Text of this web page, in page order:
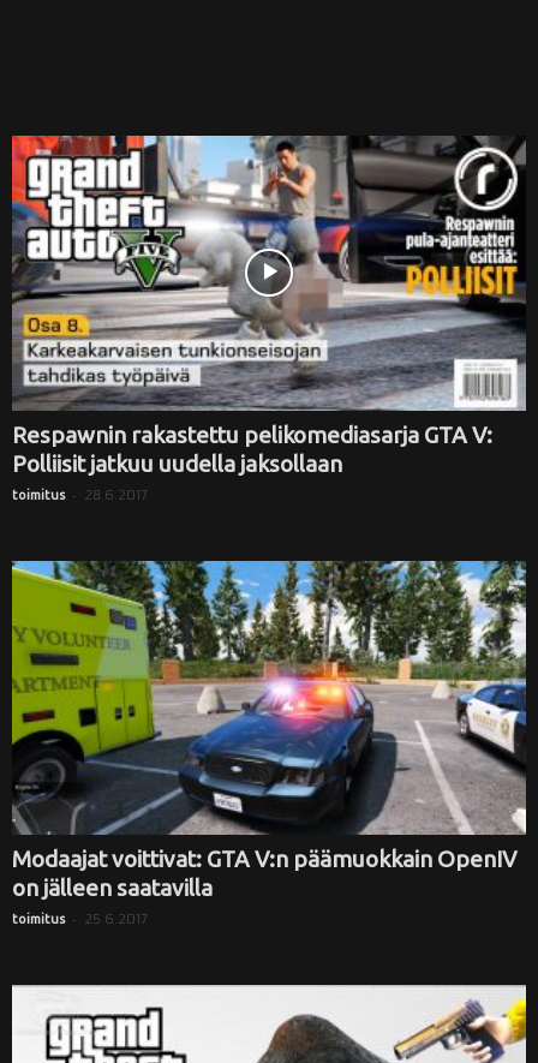
Respawnin rakastettu pelikomediasarja GTA V:
Polliisit jatkuu uudella jaksollaan
toimitus - 28.6.2017
Modaajat voittivat: GTA V:n päämuokkain OpenIV
on jälleen saatavilla
toimitus - 25.6.2017